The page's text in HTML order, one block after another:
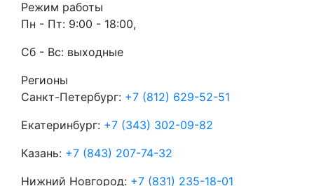
Режим работы
Пн - Пт: 9:00 - 18:00,
Сб - Вс: выходные
Регионы
Санкт-Петербург: +7 (812) 629-52-51
Екатеринбург: +7 (343) 302-09-82
Казань: +7 (843) 207-74-32
Нижний Новгород: +7 (831) 235-18-01